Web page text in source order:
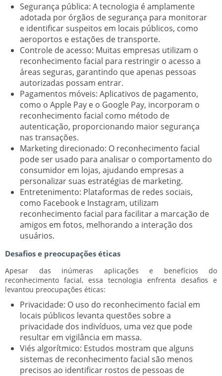
Segurança pública: A tecnologia é amplamente
adotada por órgãos de segurança para monitorar
e identificar suspeitos em locais públicos, como
aeroportos e estações de transporte.
Controle de acesso: Muitas empresas utilizam o
reconhecimento facial para restringir o acesso a
áreas seguras, garantindo que apenas pessoas
autorizadas possam entrar.
Pagamentos móveis: Aplicativos de pagamento,
como o Apple Pay e o Google Pay, incorporam o
reconhecimento facial como método de
autenticação, proporcionando maior segurança
nas transações.
Marketing direcionado: O reconhecimento facial
pode ser usado para analisar o comportamento do
consumidor em lojas, ajudando empresas a
personalizar suas estratégias de marketing.
Entretenimento: Plataformas de redes sociais,
como Facebook e Instagram, utilizam
reconhecimento facial para facilitar a marcação de
amigos em fotos, melhorando a interação dos
usuários.
Desafios e preocupações éticas
Apesar das inúmeras aplicações e benefícios do
reconhecimento facial, essa tecnologia enfrenta desafios e
levantou preocupações éticas:
Privacidade: O uso do reconhecimento facial em
locais públicos levanta questões sobre a
privacidade dos indivíduos, uma vez que pode
resultar em vigilância em massa.
Viés algorítmico: Estudos mostram que alguns
sistemas de reconhecimento facial são menos
precisos ao identificar rostos de pessoas de